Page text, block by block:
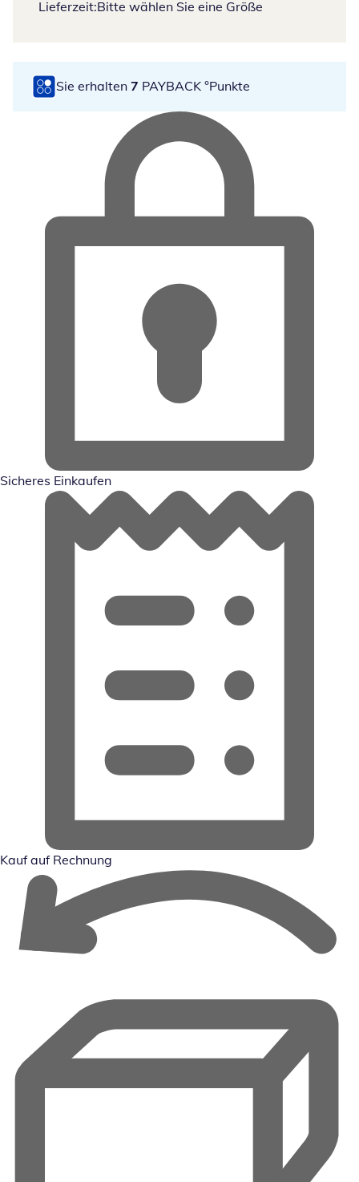
Lieferzeit:Bitte wählen Sie eine Größe
Sie erhalten 7 PAYBACK °Punkte
Sicheres Einkaufen
Kauf auf Rechnung